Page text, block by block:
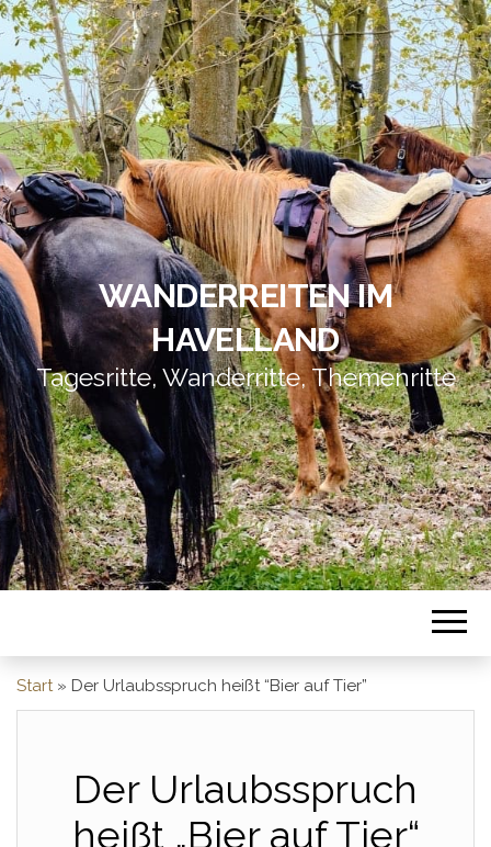
WANDERREITEN IM
HAVELLAND
Tagesritte, Wanderritte, Themenritte
Start» Der Urlaubsspruch heißt “Bier auf Tier”
Der Urlaubsspruch
heißt „Bier auf Tier“